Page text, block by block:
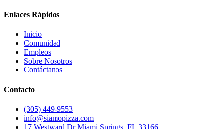
Enlaces Rápidos
Inicio
Comunidad
Empleos
Sobre Nosotros
Contáctanos
Contacto
(305) 449-9553
info@siamopizza.com
17 Westward Dr Miami Springs, FL 33166